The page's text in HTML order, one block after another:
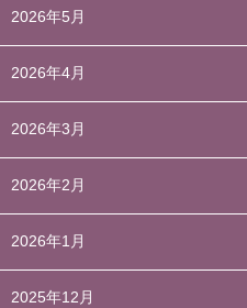
2026年5月
2026年4月
2026年3月
2026年2月
2026年1月
2025年12月